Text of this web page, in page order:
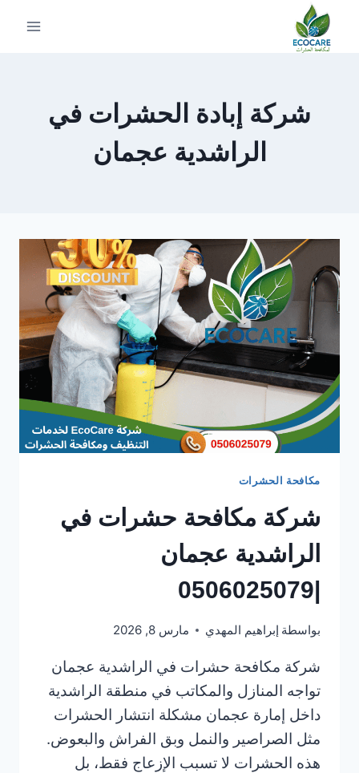
التجاوز
شركة إبادة الحشرات في
الراشدية عجمان
مكافحة الحشرات
شركة مكافحة حشرات في
الراشدية عجمان
بواسطة إبراهيم المهدي مارس 8, 2026
شركة مكافحة حشرات في الراشدية عجمان
تواجه المنازل والمكاتب في منطقة الراشدية
داخل إمارة عجمان مشكلة انتشار الحشرات
مثل الصراصير والنمل وبق الفراش والبعوض.
هذه الحشرات لا تسبب الإزعاج فقط، بل